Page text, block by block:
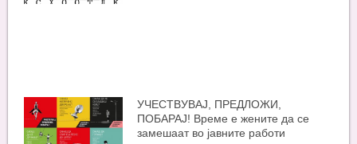
УЧЕСТВУВАЈ, ПРЕДЛОЖИ,
ПОБАРАЈ! Време е жените да се
замешаат во јавните работи